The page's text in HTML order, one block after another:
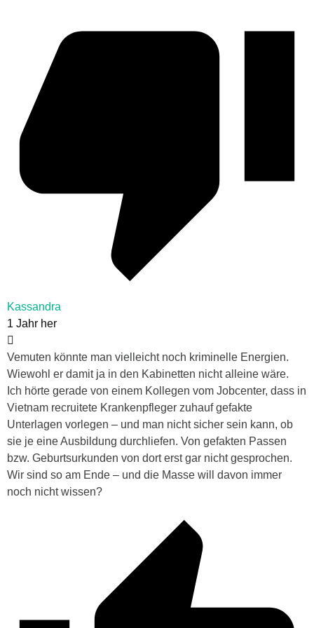
Kassandra
1 Jahr her
Vemuten könnte man vielleicht noch kriminelle Energien.
Wiewohl er damit ja in den Kabinetten nicht alleine wäre.
Ich hörte gerade von einem Kollegen vom Jobcenter, dass in
Vietnam recruitete Krankenpfleger zuhauf gefakte
Unterlagen vorlegen – und man nicht sicher sein kann, ob
sie je eine Ausbildung durchliefen. Von gefakten Passen
bzw. Geburtsurkunden von dort erst gar nicht gesprochen.
Wir sind so am Ende – und die Masse will davon immer
noch nicht wissen?